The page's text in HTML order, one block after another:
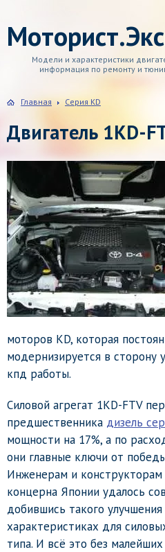
Модели и характеристики
информация по ремонту и
Главная Серия KD
Двигатель 1KD-
моторов КD, которая
модернизируется в сторону
кпд работы.
Силовой агрегат 1KD-FTV
предшественника дизель
мощности на 17%, а по
они главные ключи от
Инженерам и конструкторам
концерна Японии удалось
добившись такого
характеристиках для
типа. И всё это без